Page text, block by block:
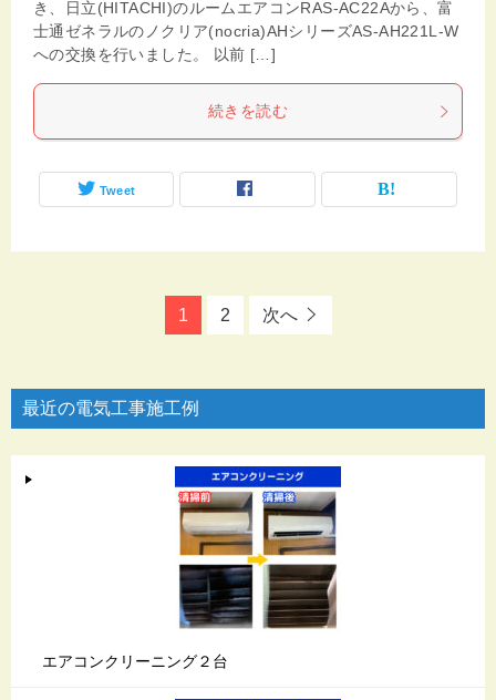
き、日立(HITACHI)のルームエアコンRAS-AC22Aから、富
士通ゼネラルのノクリア(nocria)AHシリーズAS-AH221L-W
への交換を行いました。 以前 […]
続きを読む
Tweet
1 2 次へ
最近の電気工事施工例
エアコンクリーニング２台